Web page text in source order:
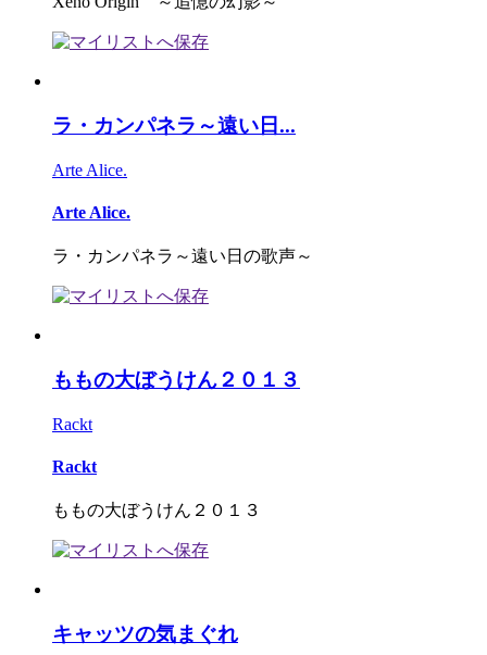
ラ・カンパネラ～遠い日...
Arte Alice.
Arte Alice.
ラ・カンパネラ～遠い日の歌声～
ももの大ぼうけん２０１３
Rackt
Rackt
ももの大ぼうけん２０１３
キャッツの気まぐれ